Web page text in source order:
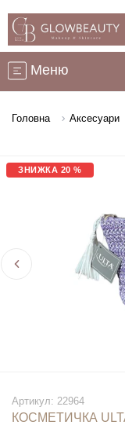
Меню
Головна Аксесуари
ЗНИЖКА 20 %
Артикул: 22964
КОСМЕТИЧКА